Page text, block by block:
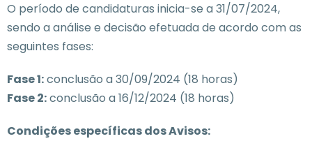
O período de candidaturas inicia-se a 31/07/2024,
sendo a análise e decisão efetuada de acordo com as
seguintes fases:
Fase 1:conclusão a 30/09/2024 (18 horas)
Fase 2:conclusão a 16/12/2024 (18 horas)
Condições específicas dos Avisos: